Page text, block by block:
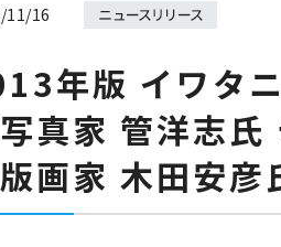
11/16
年版 イワタ
写真家 管洋志
版画家 木田安